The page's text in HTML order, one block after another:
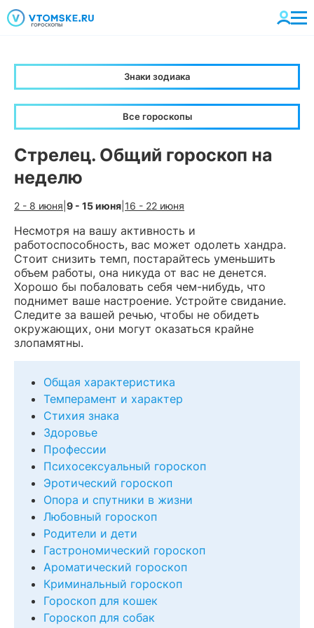
Знаки зодиака
Стрелец. Общий гороскоп на
неделю
2 - 8 июня 9 - 15 июня 16 - 22 июня
Несмотря на вашу активность и
работоспособность, вас может одолеть хандра.
Стоит снизить темп, постарайтесь уменьшить
объем работы, она никуда от вас не денется.
Хорошо бы побаловать себя чем-нибудь, что
поднимет ваше настроение. Устройте свидание.
Следите за вашей речью, чтобы не обидеть
окружающих, они могут оказаться крайне
злопамятны.
Общая характеристика
Темперамент и характер
Стихия знака
Здоровье
Профессии
Психосексуальный гороскоп
Эротический гороскоп
Опора и спутники в жизни
Любовный гороскоп
Родители и дети
Гастрономический гороскоп
Ароматический гороскоп
Криминальный гороскоп
Гороскоп для кошек
Гороскоп для собак
Все гороскопы